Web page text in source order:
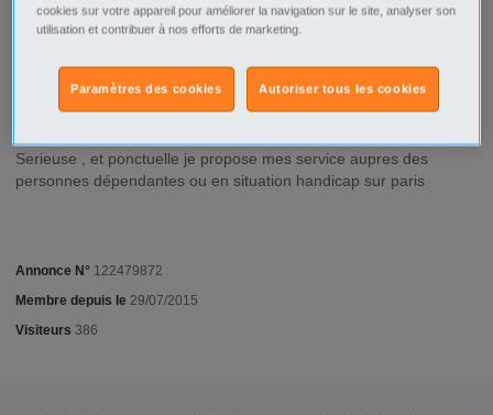
Les Lilas - 93260
Description
Serieuse , et ponctuelle je propose mes service aupres des
personnes dépendantes ou en situation handicap sur paris
Annonce N° 122479872
Membre depuis le 29/07/2015
Visiteurs 386
cookies sur votre appareil pour améliorer la navigation sur le site, analyser son
utilisation et contribuer à nos efforts de marketing.
Autoriser tous les cookies
Paramètres des cookies